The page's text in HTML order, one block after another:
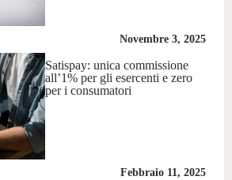
Novembre 3, 2025
Satispay: unica commissione
all’1% per gli esercenti e zero
per i consumatori
Febbraio 11, 2025